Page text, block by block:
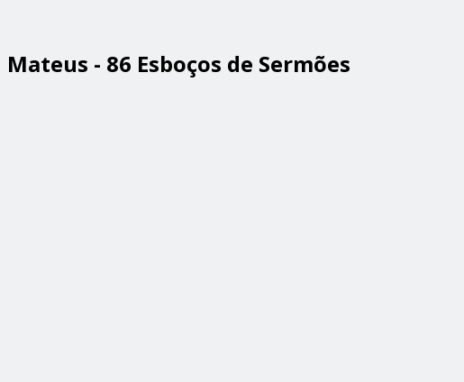
Mateus - 86 Esboços de Sermões